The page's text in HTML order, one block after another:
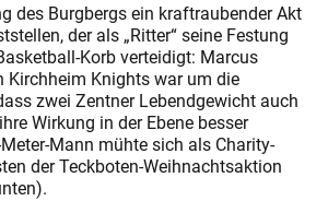
des Burgbergs ein kraftraubender Akt
der als „Ritter“ seine Festung
Korb verteidigt: Marcus
Kirchheim Knights war um die
zwei Zentner Lebendgewicht auch
Wirkung in der Ebene besser
Mann mühte sich als Charity-
der Teckboten-Weihnachtsaktion